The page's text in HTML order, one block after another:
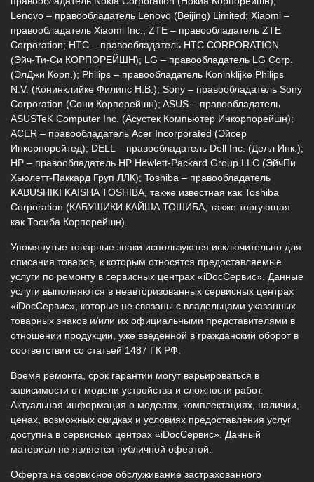
Lenovo – правообладатель Lenovo (Beijing) Limited; Xiaomi –
правообладатель Xiaomi Inc.; ZTE – правообладатель ZTE
Corporation; HTC – правообладатель HTC CORPORATION
(Эйч-Ти-Си КОРПОРЕЙШН); LG – правообладатель LG Corp.
(ЭлДжи Корп.); Philips – правообладатель Koninklijke Philips
N.V. (Конинклийке Филипс Н.В.); Sony – правообладатель Sony
Corporation (Сони Корпорейшн); ASUS – правообладатель
ASUSTeK Computer Inc. (Асустек Компьютер Инкорпорейшн);
ACER – правообладатель Acer Incorporated (Эйсер
Инкорпорейтед); DELL – правообладатель Dell Inc. (Делл Инк.);
HP – правообладатель HP Hewlett-Packard Group LLC (ЭйчПи
Хьюлетт-Паккард Груп ЛЛК); Toshiba – правообладатель
KABUSHIKI KAISHA TOSHIBA, также известная как Toshiba
Corporation (КАБУШИКИ КАЙША ТОШИБА, также торгующая
как Тосиба Корпорейшн).
Упомянутые товарные знаки используются исключительно для
описания товаров, к которым относятся предоставляемые
услуги по ремонту в сервисных центрах «iDocСервис». Данные
услуги выполняются в неавторизованных сервисных центрах
«iDocСервис», которые не связаны с владельцами указанных
товарных знаков и/или их официальными представителями в
отношении продукции, уже введенной в гражданский оборот в
соответствии со статьей 1487 ГК РФ.
Время ремонта, срок гарантии могут варьироваться в
зависимости от модели устройства и сложности работ.
Актуальная информация о моделях, комплектациях, наличии,
ценах, возможных скидках и условиях предоставления услуг
доступна в сервисных центрах «iDocСервис». Данный
материал не является публичной офертой.
Оферта на сервисное обслуживание застрахованного